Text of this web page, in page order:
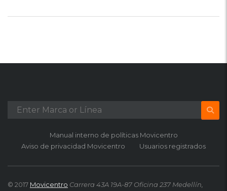
Manual interno de políticas Movicentro
Aviso de privacidad Movicentro
Usuarios registrados
© 2017 Movicentro Carrera 43A 19A-87 Oficina 237 Medellín,